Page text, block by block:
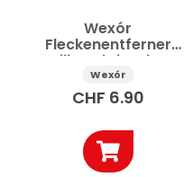
Wexór
Fleckenentferner
Textilien Aktivschaum
Spray 750 ml
Wexór
CHF 6.90